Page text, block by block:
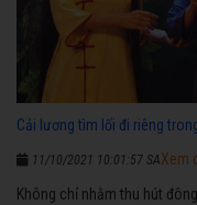
Cải lương tìm lối đi riêng
11/10/2021 10:01:57 SA
Không chỉ nhằm thu hút
Xem